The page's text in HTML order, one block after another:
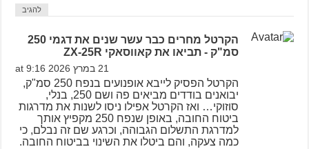
להגיב
הקרטל מחרים כבר עשר שנים את דגמי 250
סמ"ק - תביאו את קאווסאקי ZX-25R
21 במרץ 2026 at 9:16
הקרטל הפסיק לייבא אופנועים בנפח 250 סמ"ק,
יבואנים בודדים מביאים פה ושם 250, בנלי,
סוזוקי… ואז הקרטל אפילו ניסו לשנות את מדרגות
ביטוח החובה, באופן שנפח 250 מקפיץ אותך
למדרגת התשלום הגבוהה, וכרגע שם זה נבלם, כי
כמה צעקה, והם ביטלו את השינוי בביטוח החובה.